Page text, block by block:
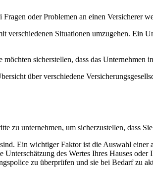
oder Problemen an einen Versicherer
Situationen umzugehen. Ein
sicherstellen, dass das Unternehmen
über verschiedene
zu unternehmen, um sicherzustellen, dass
Ein wichtiger Faktor ist die Auswahl einer
des Wertes Ihres Hauses
zu überprüfen und sie bei Bedarf zu